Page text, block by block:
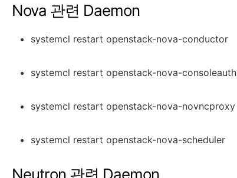
Nova 관련 Daemon
systemcl restart openstack-nova-conductor
systemcl restart openstack-nova-consoleauth
systemcl restart openstack-nova-novncproxy
systemcl restart openstack-nova-scheduler
Neutron 관련 Daemon